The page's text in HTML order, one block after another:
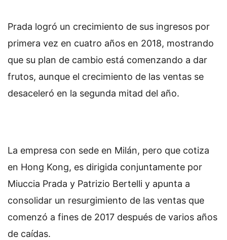
Prada logró un crecimiento de sus ingresos por
primera vez en cuatro años en 2018, mostrando
que su plan de cambio está comenzando a dar
frutos, aunque el crecimiento de las ventas se
desaceleró en la segunda mitad del año.
La empresa con sede en Milán, pero que cotiza
en Hong Kong, es dirigida conjuntamente por
Miuccia Prada y Patrizio Bertelli y apunta a
consolidar un resurgimiento de las ventas que
comenzó a fines de 2017 después de varios años
de caídas.